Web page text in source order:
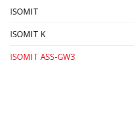
ISOMIT
ISOMIT K
ISOMIT ASS-GW3